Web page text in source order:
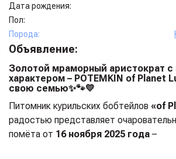
Дата рождения:
Пол:
Порода:
Объявление:
Золотой мраморный аристократ с
характером – POTEMKIN of Planet
свою семью✨🐾💛
Питомник курильских бобтейлов «of
радостью представляет
помёта от 16 ноября 2025 года –